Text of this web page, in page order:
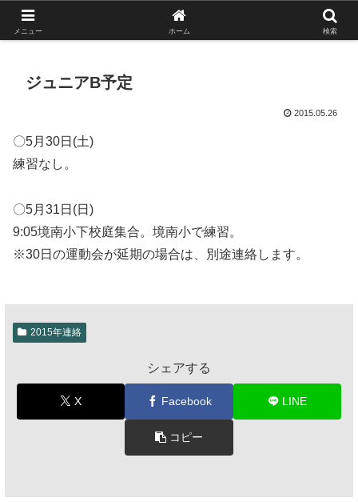
がんばれ！フルスイング！境南ブレーブス！
ジュニアB予定
2015.05.26
〇5月30日(土)
練習なし。
〇5月31日(日)
9:05境南小下校庭集合。境南小で練習。
※30日の運動会が延期の場合は、別途連絡します。
2015年連絡
シェアする
X Facebook LINE
コピー
メニュー ホーム 検索